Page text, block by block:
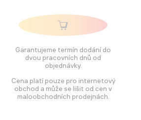
Garantujeme termín dodání do
dvou pracovních dnů od
objednávky.
Cena platí pouze pro internetový
obchod a může se lišit od cen v
maloobchodních prodejnách.